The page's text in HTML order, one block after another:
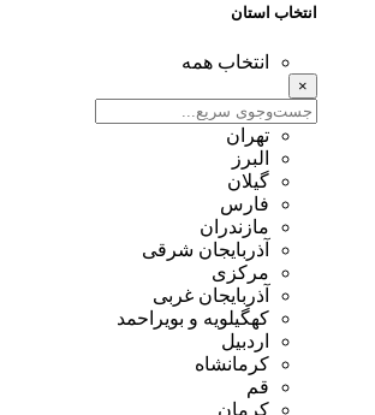
انتخاب استان
انتخاب همه
×
تهران
البرز
گیلان
فارس
مازندران
آذربایجان شرقی
مرکزی
آذربایجان غربی
کهگیلویه و بویراحمد
اردبیل
کرمانشاه
قم
کرمان